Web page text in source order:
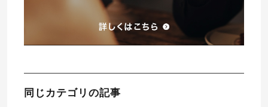
同じカテゴリの記事